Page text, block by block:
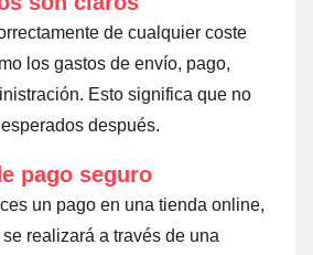
de cualquier coste
los gastos de envío, pago,
Esto significa que no
después.
pago seguro
un pago en una tienda online,
realizará a través de una